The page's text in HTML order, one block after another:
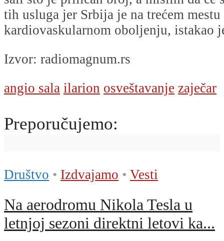
tih usluga jer Srbija je na trećem
kardiovaskularnom oboljenju, istakao
Izvor: radiomagnum.rs
angio sala ilarion osveštavanje zaječar
Preporučujemo:
Društvo • Izdvajamo • Vesti
Na aerodromu Nikola Tesla u
letnjoj sezoni direktni letovi ka...